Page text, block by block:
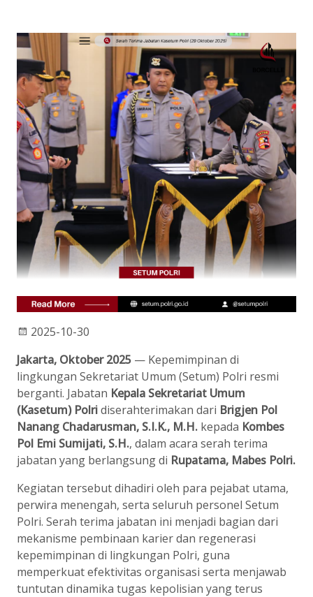
2025-10-30
Jakarta, Oktober 2025 — Kepemimpinan di
lingkungan Sekretariat Umum (Setum) Polri resmi
berganti. Jabatan Kepala Sekretariat Umum
(Kasetum) Polridiserahterimakan dari Brigjen Pol
Nanang Chadarusman, S.I.K., M.H. kepada Kombes
Pol Emi Sumijati, S.H., dalam acara serah terima
jabatan yang berlangsung di Rupatama, Mabes Polri.
Kegiatan tersebut dihadiri oleh para pejabat utama,
perwira menengah, serta seluruh personel Setum
Polri. Serah terima jabatan ini menjadi bagian dari
mekanisme pembinaan karier dan regenerasi
kepemimpinan di lingkungan Polri, guna
memperkuat efektivitas organisasi serta menjawab
tuntutan dinamika tugas kepolisian yang terus